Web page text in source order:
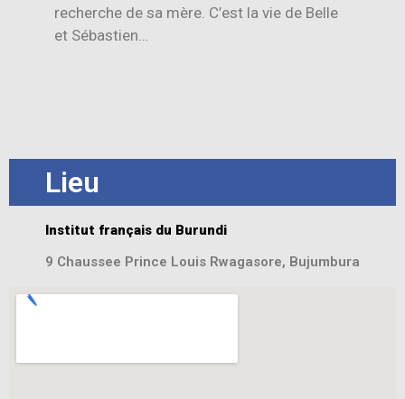
recherche de sa mère. C’est la vie de Belle
et Sébastien…
Lieu
Institut français du Burundi
9 Chaussee Prince Louis Rwagasore, Bujumbura